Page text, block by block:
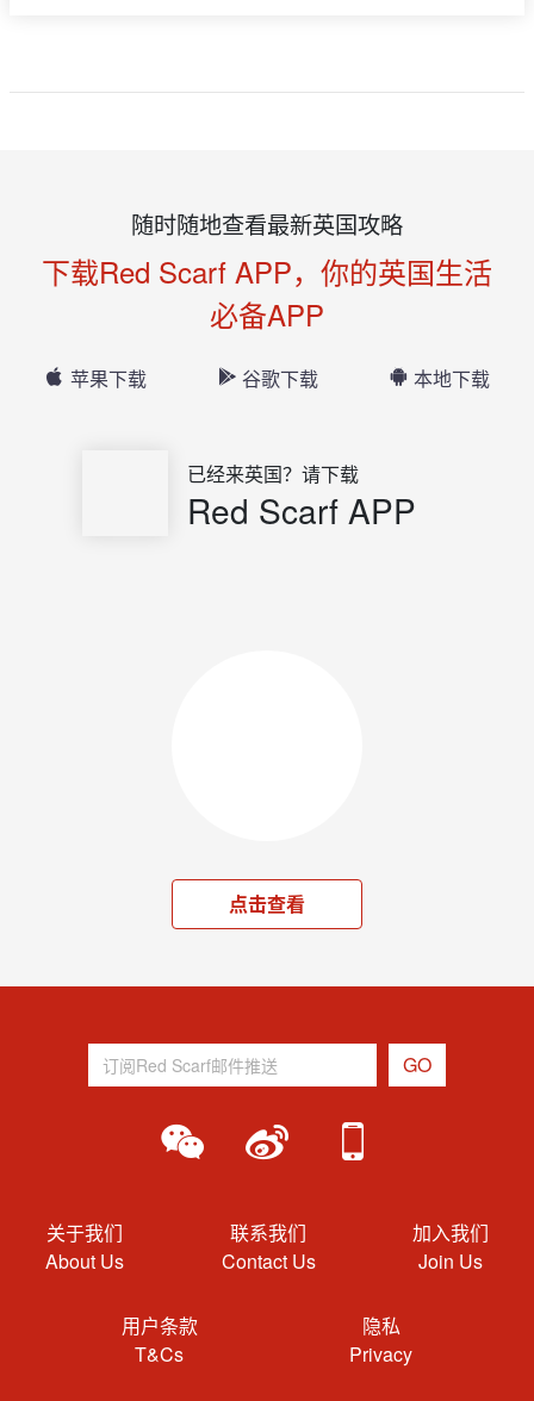
随时随地查看最新英国攻略
下载Red Scarf APP，你的英国生活
必备APP
苹果下载 谷歌下载 本地下载
已经来英国？请下载
Red Scarf APP
点击查看
关于我们
About Us
联系我们
Contact Us
加入我们
Join Us
用户条款
T&Cs
隐私
Privacy